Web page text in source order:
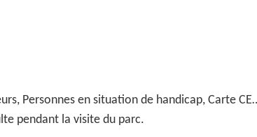
Personnes en situation de handicap, Carte
pendant la visite du parc.